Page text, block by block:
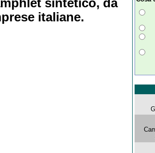
sintetico, da
italiane.